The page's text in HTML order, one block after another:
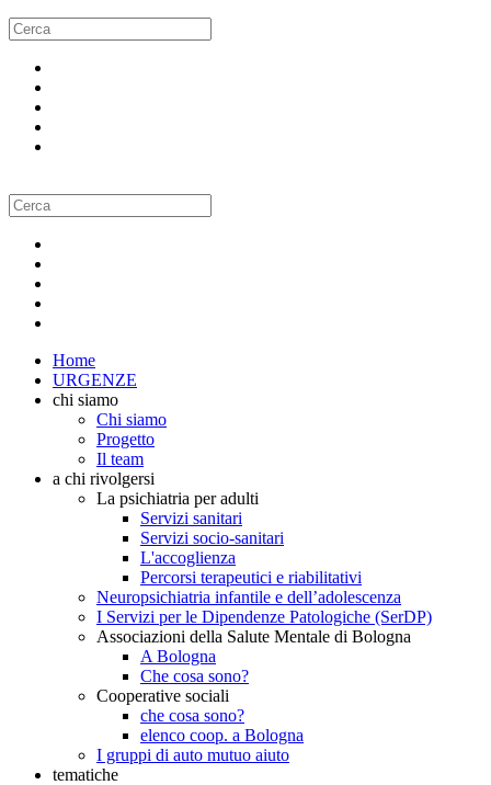
Home
URGENZE
chi siamo
Chi siamo
Progetto
Il team
a chi rivolgersi
La psichiatria per adulti
Servizi sanitari
Servizi socio-sanitari
L'accoglienza
Percorsi terapeutici e riabilitativi
Neuropsichiatria infantile e dell’adolescenza
I Servizi per le Dipendenze Patologiche (SerDP)
Associazioni della Salute Mentale di Bologna
A Bologna
Che cosa sono?
Cooperative sociali
che cosa sono?
elenco coop. a Bologna
I gruppi di auto mutuo aiuto
tematiche